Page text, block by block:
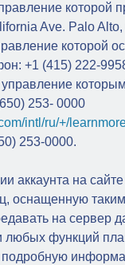
Ave. Palo
которой
+1 (415) 222-
253- 0000
intl/ru/+/
253-0000.
аккаунта на
оснащенную
на сервер
функций